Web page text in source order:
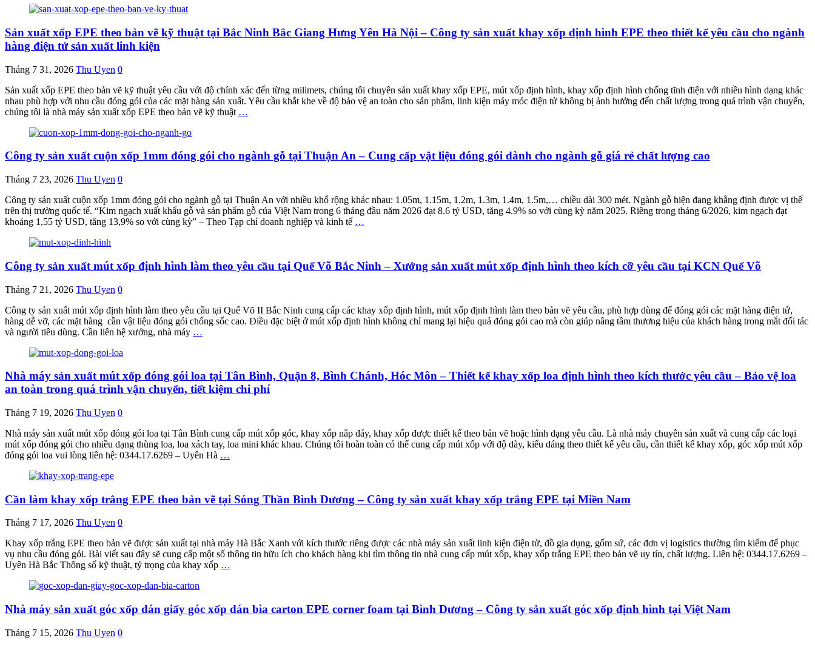
Sản xuất xốp EPE theo bản vẽ kỹ thuật tại Bắc Ninh Bắc Giang Hưng Yên Hà Nội – Công ty sản xuất khay xốp định hình EPE theo thiết kế yêu cầu cho ngành
hàng điện tử sản xuất linh kiện
Tháng 7 31, 2026 Thu Uyen 0
Sản xuất xốp EPE theo bản vẽ kỹ thuật yêu cầu với độ chính xác đến từng milimets, chúng tôi chuyên sản xuất khay xốp EPE, mút xốp định hình, khay xốp định hình chống tĩnh điện với nhiều hình dạng khác
nhau phù hợp với nhu cầu đóng gói của các mặt hàng sản xuất. Yêu cầu khắt khe về độ bảo vệ an toàn cho sản phẩm, linh kiện máy móc điện tử không bị ảnh hưởng đến chất lượng trong quá trình vận chuyển,
chúng tôi là nhà máy sản xuất xốp EPE theo bản vẽ kỹ thuật …
Công ty sản xuất cuộn xốp 1mm đóng gói cho ngành gỗ tại Thuận An – Cung cấp vật liệu đóng gói dành cho ngành gỗ giá rẻ chất lượng cao
Tháng 7 23, 2026 Thu Uyen 0
Công ty sản xuất cuộn xốp 1mm đóng gói cho ngành gỗ tại Thuận An với nhiều khổ rộng khác nhau: 1.05m, 1.15m, 1.2m, 1.3m, 1.4m, 1.5m,… chiều dài 300 mét. Ngành gỗ hiện đang khẳng định được vị thế
trên thị trường quốc tế. “Kim ngạch xuất khẩu gỗ và sản phẩm gỗ của Việt Nam trong 6 tháng đầu năm 2026 đạt 8.6 tỷ USD, tăng 4.9% so với cùng kỳ năm 2025. Riêng trong tháng 6/2026, kim ngạch đạt
khoảng 1,55 tỷ USD, tăng 13,9% so với cùng kỳ” – Theo Tạp chí doanh nghiệp và kinh tế …
Công ty sản xuất mút xốp định hình làm theo yêu cầu tại Quế Võ Bắc Ninh – Xưởng sản xuất mút xốp định hình theo kích cỡ yêu cầu tại KCN Quế Võ
Tháng 7 21, 2026 Thu Uyen 0
Công ty sản xuất mút xốp định hình làm theo yêu cầu tại Quế Võ II Bắc Ninh cung cấp các khay xốp định hình, mút xốp định hình làm theo bản vẽ yêu cầu, phù hợp dùng để đóng gói các mặt hàng điện tử,
hàng dễ vỡ, các mặt hàng cần vật liệu đóng gói chống sốc cao. Điều đặc biệt ở mút xốp định hình không chỉ mang lại hiệu quả đóng gói cao mà còn giúp nâng tầm thương hiệu của khách hàng trong mắt đối tác
và người tiêu dùng. Cần liên hệ xưởng, nhà máy …
Nhà máy sản xuất mút xốp đóng gói loa tại Tân Bình, Quận 8, Bình Chánh, Hóc Môn – Thiết kế khay xốp loa định hình theo kích thước yêu cầu – Bảo vệ loa
an toàn trong quá trình vận chuyển, tiết kiệm chi phí
Tháng 7 19, 2026 Thu Uyen 0
Nhà máy sản xuất mút xốp đóng gói loa tại Tân Bình cung cấp mút xốp góc, khay xốp nắp đáy, khay xốp được thiết kế theo bản vẽ hoặc hình dạng yêu cầu. Là nhà máy chuyên sản xuất và cung cấp các loại
mút xốp đóng gói cho nhiều dạng thùng loa, loa xách tay, loa mini khác khau. Chúng tôi hoàn toàn có thể cung cấp mút xốp với độ dày, kiểu dáng theo thiết kế yêu cầu, cần thiết kế khay xốp, góc xốp mút xốp
đóng gói loa vui lòng liên hệ: 0344.17.6269 – Uyên Hà …
Cần làm khay xốp trắng EPE theo bản vẽ tại Sóng Thần Bình Dương – Công ty sản xuất khay xốp trắng EPE tại Miền Nam
Tháng 7 17, 2026 Thu Uyen 0
Khay xốp trắng EPE theo bản vẽ được sản xuất tại nhà máy Hà Bắc Xanh với kích thước riêng được các nhà máy sản xuất linh kiện điện tử, đồ gia dụng, gốm sứ, các đơn vị logistics thường tìm kiếm để phục
vụ nhu cầu đóng gói. Bài viết sau đây sẽ cung cấp một số thông tin hữu ích cho khách hàng khi tìm thông tin nhà cung cấp mút xốp, khay xốp trắng EPE theo bản vẽ uy tín, chất lượng. Liên hệ: 0344.17.6269 –
Uyên Hà Bắc Thông số kỹ thuật, tỷ trọng của khay xốp …
Nhà máy sản xuất góc xốp dán giấy góc xốp dán bìa carton EPE corner foam tại Bình Dương – Công ty sản xuất góc xốp định hình tại Việt Nam
Tháng 7 15, 2026 Thu Uyen 0